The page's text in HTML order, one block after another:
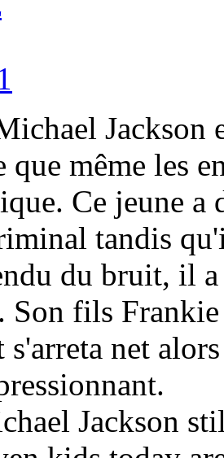
Jackson
que même les
Ce jeune
tandis
du bruit, il
Son fils
s'arreta net
Jackson